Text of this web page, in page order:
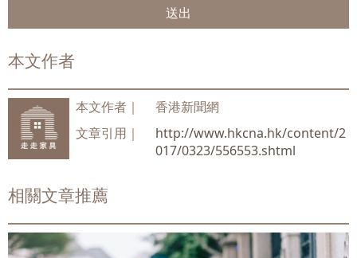
送出
本文作者
本文作者｜
香港新聞網
文章引用｜
http://www.hkcna.hk/content/2
017/0323/556553.shtml
相關文章推薦